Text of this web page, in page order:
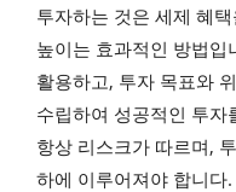
투자하는 것은 세제 혜
높이는 효과적인 방법입
활용하고, 투자 목표와
수립하여 성공적인 투자
항상 리스크가 따르며,
하에 이루어져야 합니다